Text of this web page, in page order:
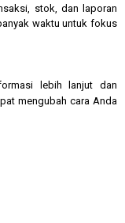
stok, dan laporan
waktu untuk fokus
lebih lanjut dan
mengubah cara Anda